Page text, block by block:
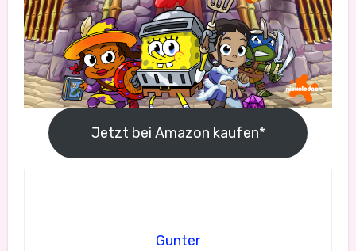
Jetzt bei Amazon kaufen*
Gunter